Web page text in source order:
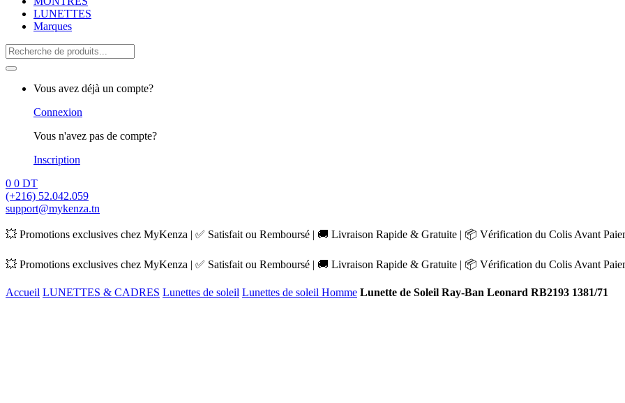
LUNETTES
Marques
Search
for:
Vous avez déjà un compte?
Connexion
Vous n'avez pas de compte?
Inscription
0 0 DT
(+216) 52.042.059
support@mykenza.tn
💥 Promotions exclusives chez MyKenza | ✅ Satisfait ou Remboursé | 🚚 Livraison Rapide & Gratuite | 📦 Vérification du Colis Avant
💥 Promotions exclusives chez MyKenza | ✅ Satisfait ou Remboursé | 🚚 Livraison Rapide & Gratuite | 📦 Vérification du Colis Avant
Accueil LUNETTES & CADRES Lunettes de soleil Lunettes de soleil Homme Lunette de Soleil Ray-Ban Leonard RB2193 1381/71